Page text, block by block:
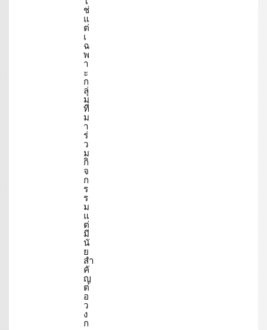
ช่
แ
ต่
เ
ฉ
พ
า
ะ
ก
ลุ่
ม
ที่
ม
า
ร่
ว
ม
กิ
จ
ก
ร
ร
ม
แ
ต่
มี
นั
ย
สำ
คั
ญ
ต่
อ
ว
ง
ก